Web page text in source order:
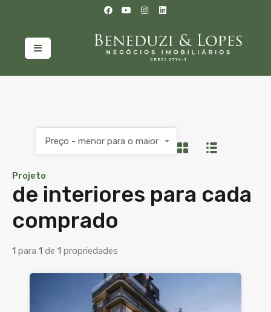
Projeto
de interiores para cada
comprado
1 para 1 de 1 propriedades
Preço - menor para o maior